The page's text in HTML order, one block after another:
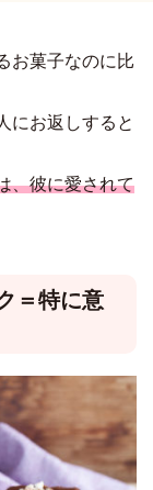
お菓子なのに比
にお返しすると
、彼に愛されて
＝特に意